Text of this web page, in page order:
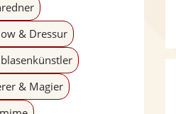
& Dressur
& Magier